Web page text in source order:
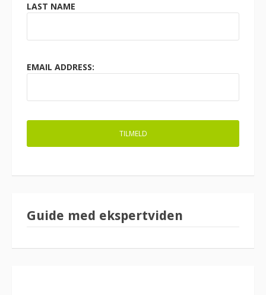
LAST NAME
EMAIL ADDRESS:
Guide med ekspertviden